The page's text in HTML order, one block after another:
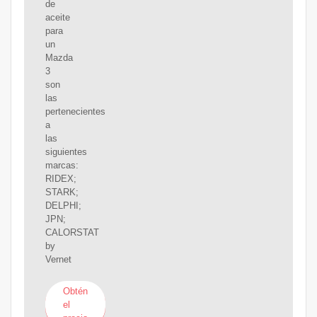
de
aceite
para
un
Mazda
3
son
las
pertenecientes
a
las
siguientes
marcas:
RIDEX;
STARK;
DELPHI;
JPN;
CALORSTAT
by
Vernet
Obtén
el